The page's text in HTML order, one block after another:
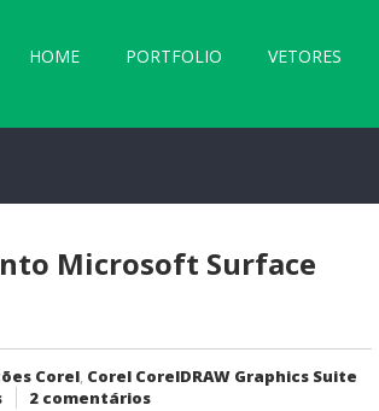
HOME PORTFOLIO VETORES
Microsoft Surface
Corel, Corel CorelDRAW Graphics Suite
2 comentários